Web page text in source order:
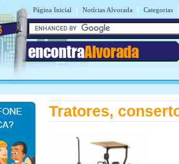
Página Inicial | Notícias Alvorada | Categorias |
encontraAlvorada
Tratores,